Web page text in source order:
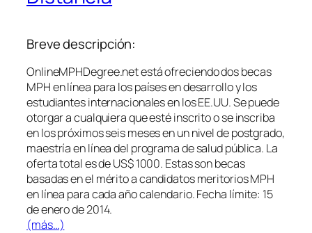
Breve descripción:
OnlineMPHDegree.net está ofreciendo dos becas
MPH en línea para los países en desarrollo y los
estudiantes internacionales en los EE.UU. Se puede
otorgar a cualquiera que esté inscrito o se inscriba
en los próximos seis meses en un nivel de postgrado,
maestría en línea del programa de salud pública. La
oferta total es de US$ 1000. Estas son becas
basadas en el mérito a candidatos meritorios MPH
en línea para cada año calendario. Fecha límite: 15
de enero de 2014.
(más…)